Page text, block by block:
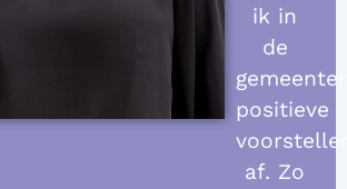
ik in
de
positieve
af. Zo